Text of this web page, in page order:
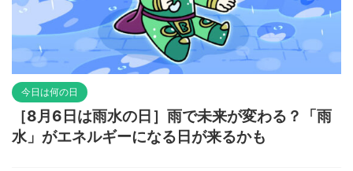
今日は何の日
［8月6日は雨水の日］雨で未来が変わる？「雨
水」がエネルギーになる日が来るかも